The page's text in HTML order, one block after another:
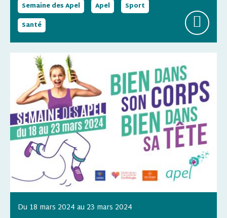
Semaine des Apel Apel
Sport
Santé
Du 18 mars 2024 au 23 mars 2024